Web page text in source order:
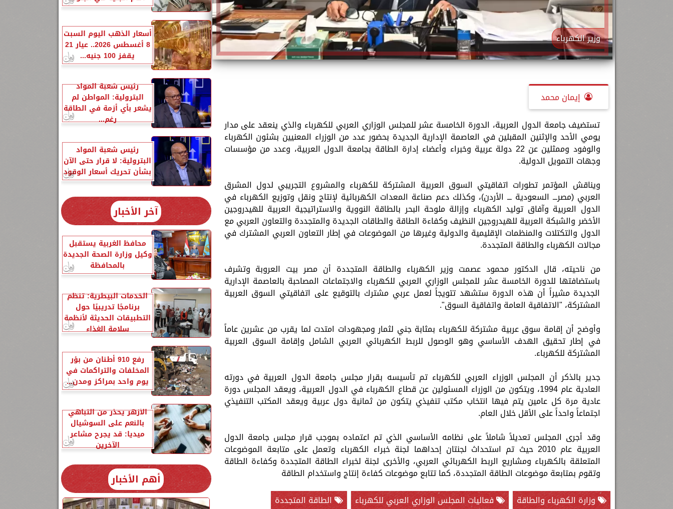
وزير الكهرباء
إيمان محمد
تستضيف جامعة الدول العربية، الدورة الخامسة عشر للمجلس الوزاري العربي للكهرباء والذي ينعقد على مدار
يومي الأحد والإثنين المقبلين في العاصمة الإدارية الجديدة بحضور عدد من الوزراء المعنيين بشئون الكهرباء
والوفود وممثلين عن 22 دولة عربية وخبراء وأعضاء إدارة الطاقة بجامعة الدول العربية، وعدد من مؤسسات
وجهات التمويل الدولية.
ويناقش المؤتمر تطورات اتفاقيتي السوق العربية المشتركة للكهرباء والمشروع التجريبي لدول المشرق
العربي (مصرـــ السعودية ـــ الأردن)، وكذلك دعم صناعة المعدات الكهربائية لإنتاج ونقل وتوزيع الكهرباء في
الدول العربية وآفاق توليد الكهرباء وإزالة ملوحة البحر بالطاقة النووية والاستراتيجية العربية للهيدروجين
الأخضر والشبكة العربية للهيدروجين النظيف وكفاءة الطاقة والطاقات الجديدة والمتجددة والتعاون العربي مع
الدول والتكتلات والمنظمات الإقليمية والدولية وغيرها من الموضوعات في إطار التعاون العربي المشترك في
مجالات الكهرباء والطاقة المتجددة.
من ناحيته، قال الدكتور محمود عصمت وزير الكهرباء والطاقة المتجددة أن مصر بيت العروبة وتشرف
باستضافتها للدورة الخامسة عشر للمجلس الوزاري العربي للكهرباء والاجتماعات المصاحبة بالعاصمة الإدارية
الجديدة مشيراً أن هذه الدورة ستشهد تتويجاً لعمل عربي مشترك بالتوقيع على اتفاقيتي السوق العربية
المشتركة، "الاتفاقية العامة واتفاقية السوق".
وأوضح أن إقامة سوق عربية مشتركة للكهرباء بمثابة جني لثمار ومجهودات امتدت لما يقرب من عشرين عاماً
في إطار تحقيق الهدف الأساسي وهو الوصول للربط الكهربائي العربي الشامل وإقامة السوق العربية
المشتركة للكهرباء.
جدير بالذكر أن المجلس الوزراء العربي للكهرباء تم تأسيسه بقرار مجلس جامعة الدول العربية في دورته
العادية عام 1994، ويتكون من الوزراء المسئولين عن قطاع الكهرباء في الدول العربية، ويعقد المجلس دورة
عادية مرة كل عامين يتم فيها انتخاب مكتب تنفيذي يتكون من ثمانية دول عربية ويعقد المكتب التنفيذي
اجتماعاً واحداً على الأقل خلال العام.
وقد أجرى المجلس تعديلاً شاملاً على نظامه الأساسي الذي تم اعتماده بموجب قرار مجلس جامعة الدول
العربية عام 2010 حيث تم استحداث لجنتان إحداهما لجنة خبراء الكهرباء وتعمل على متابعة الموضوعات
المتعلقة بالكهرباء ومشاريع الربط الكهربائي العربي، والأخرى لجنة لخبراء الطاقة المتجددة وكفاءة الطاقة
وتقوم بمتابعة موضوعات الطاقة المتجددة، كما تتابع موضوعات كفاءة إنتاج واستخدام الطاقة
وزارة الكهرباء والطاقة
فعاليات المجلس الوزاري العربي للكهرباء
الطاقة المتجددة
أسعار الذهب اليوم السبت
8 أغسطس 2026.. عيار 21
يقفز 100 جنيه...
رئيس شعبة المواد
البترولية: المواطن لم
يشعر بأي أزمة في الطاقة
رغم...
رئيس شعبة المواد
البترولية: لا قرار حتى الآن
بشأن تحريك أسعار الوقود
آخر الأخبار
محافظ الغربية يستقبل
وكيل وزارة الصحة الجديدة
بالمحافظة
الخدمات البيطرية: تنظم
برنامجًا تدريبيًا حول
التطبيقات الحديثة لأنظمة
سلامة الغذاء
رفع 910 أطنان من بؤر
المخلفات والتراكمات في
يوم واحد بمراكز ومدن...
الأزهر يحذر من التباهي
بالنعم على السوشيال
ميديا: قد يجرح مشاعر
الآخرين
أهم الأخبار